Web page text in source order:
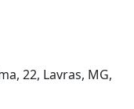
22, Lavras, MG,